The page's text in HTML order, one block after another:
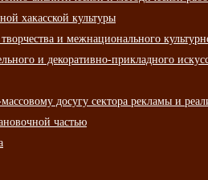
хакасской культуры
и межнационального
и декоративно-прикладного
досугу сектора рекламы и
частью